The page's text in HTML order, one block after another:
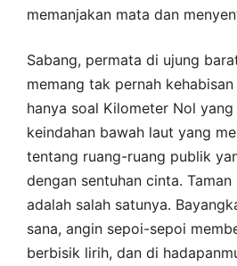
memanjakan mata dan
Sabang, permata di ujung
memang tak pernah
hanya soal Kilometer Nol
keindahan bawah laut yang
tentang ruang-ruang publik
dengan sentuhan cinta. Taman
adalah salah satunya.
sana, angin sepoi-sepoi
berbisik lirih, dan di